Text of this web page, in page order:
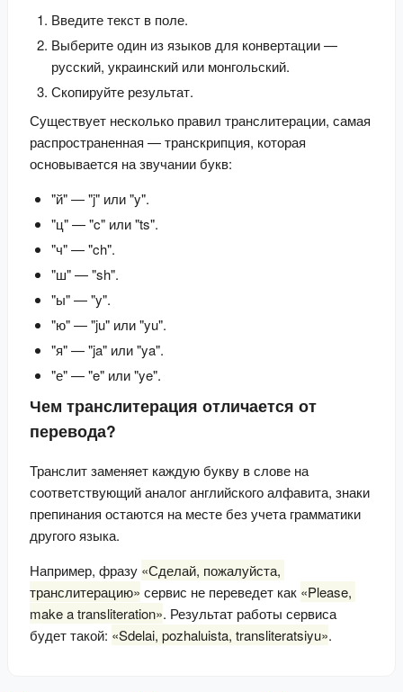
Введите текст в поле.
Выберите один из языков для конвертации —
русский, украинский или монгольский.
Скопируйте результат.
Существует несколько правил транслитерации, самая
распространенная — транскрипция, которая
основывается на звучании букв:
"й" — "j" или "y".
"ц" — "c" или "ts".
"ч" — "ch".
"ш" — "sh".
"ы" — "y".
"ю" — "ju" или "yu".
"я" — "ja" или "ya".
"е" — "e" или "ye".
Чем транслитерация отличается от
перевода?
Транслит заменяет каждую букву в слове на
соответствующий аналог английского алфавита, знаки
препинания остаются на месте без учета грамматики
другого языка.
Например, фразу «Сделай, пожалуйста,
транслитерацию» сервис не переведет как «Please,
make a transliteration». Результат работы сервиса
будет такой: «Sdelai, pozhaluista, transliteratsiyu».